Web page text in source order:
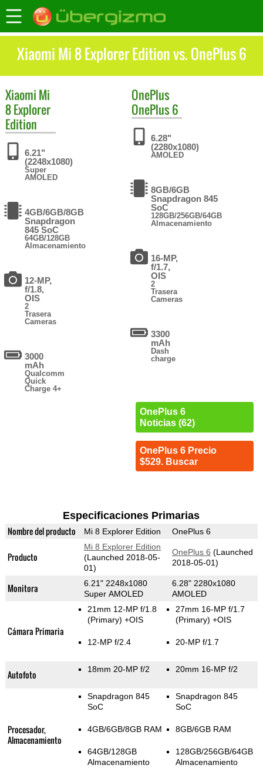
Xiaomi Mi 8 Explorer Edition vs. OnePlus 6
Xiaomi Mi
8 Explorer
Edition
6.21"
(2248x1080)
Super
AMOLED
4GB/6GB/8GB
Snapdragon
845 SoC
64GB/128GB
Almacenamiento
12-MP,
f/1.8,
OIS
2
Trasera
Cameras
3000
mAh
Qualcomm
Quick
Charge 4+
OnePlus
OnePlus 6
6.28"
(2280x1080)
AMOLED
8GB/6GB
Snapdragon 845
SoC
128GB/256GB/64GB
Almacenamiento
16-MP,
f/1.7,
OIS
2
Trasera
Cameras
3300
mAh
Dash
charge
OnePlus 6
Noticias (62)
OnePlus 6 Precio
$529. Buscar
Especificaciones Primarias
Nombre del producto Mi 8 Explorer Edition OnePlus 6
Producto
Mi 8 Explorer Edition
(Launched 2018-05-
01)
OnePlus 6 (Launched
2018-05-01)
Monitora
6.21" 2248x1080
Super AMOLED
6.28" 2280x1080
AMOLED
Cámara Primaria
21mm 12-MP f/1.8
(Primary) +OIS
12-MP f/2.4
27mm 16-MP f/1.7
(Primary) +OIS
20-MP f/1.7
Autofoto 18mm 20-MP f/2 20mm 16-MP f/2
Procesador,
Almacenamiento
Snapdragon 845
SoC
4GB/6GB/8GB RAM
64GB/128GB
Almacenamiento
Snapdragon 845
SoC
8GB/6GB RAM
128GB/256GB/64GB
Almacenamiento